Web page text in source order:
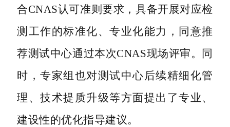
合CNAS认可准则要求，具备开展对应检
测工作的标准化、专业化能力，同意推
荐测试中心通过本次CNAS现场评审。同
时，专家组也对测试中心后续精细化管
理、技术提质升级等方面提出了专业、
建设性的优化指导建议。